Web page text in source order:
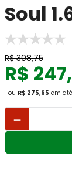
Soul
R$ 308,75
R$ 247,
ou R$ 275,65 em até
－